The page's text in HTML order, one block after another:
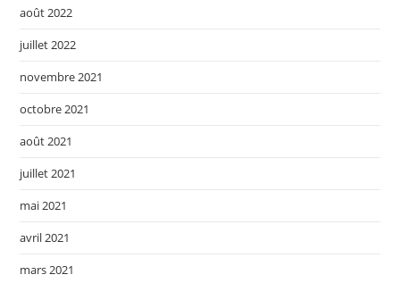
août 2022
juillet 2022
novembre 2021
octobre 2021
août 2021
juillet 2021
mai 2021
avril 2021
mars 2021